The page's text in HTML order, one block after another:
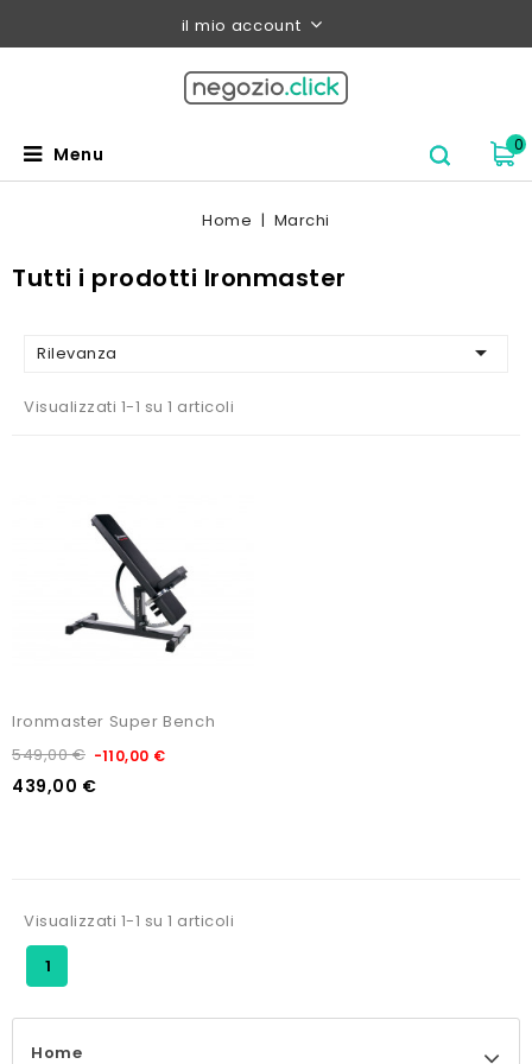
il mio account
0
Menu
Home Marchi
Tutti i prodotti Ironmaster
Rilevanza 
Visualizzati 1-1 su 1 articoli
Ironmaster Super Bench
549,00 € -110,00 €
439,00 €
Visualizzati 1-1 su 1 articoli
1
Home